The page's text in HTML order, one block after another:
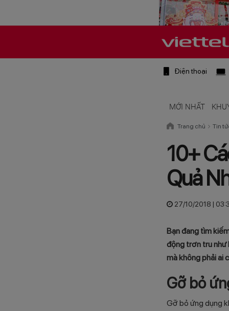
Điện thoại
MỚI NHẤT
Trang chủ Tin
10+
Quả
27/10/2018 |
Bạn đang tìm
động trơn tru như
mà không phải ai
Gỡ bỏ
Gỡ bỏ ứng dụng